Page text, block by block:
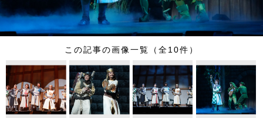
この記事の画像一覧（全10件）